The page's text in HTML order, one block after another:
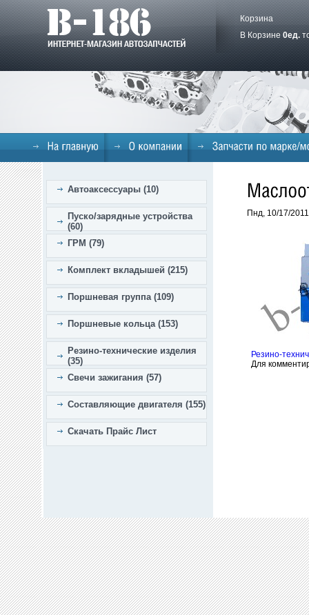
Корзина
В Корзине 0ед.
Автоаксессуары (10)
Пуско/зарядные устройства
(60)
ГРМ (79)
Комплект вкладышей (215)
Поршневая группа (109)
Поршневые кольца (153)
Резино-технические изделия
(35)
Свечи зажигания (57)
Составляющие двигателя (155)
Скачать Прайс Лист
Пнд, 10/17/
Резино-
Для